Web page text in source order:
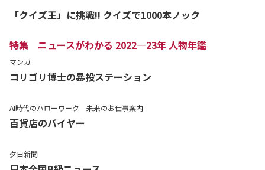
「クイズ王」に挑戦!! クイズで1000本ノック
特集 ニュースがわかる 2022―23年 人物年鑑
マンガ
コリゴリ博士の暴投ステーション
AI時代のハローワーク 未来のお仕事案内
百貨店のバイヤー
夕日新聞